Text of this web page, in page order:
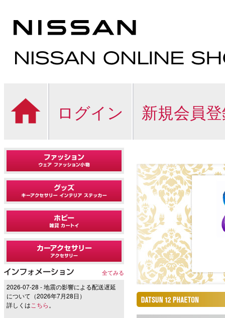
ログイン 新規会員
全てみる
2026-07-28 - 地震の影響による配送遅延
について（2026年7月28日）
詳しくは こちら 。